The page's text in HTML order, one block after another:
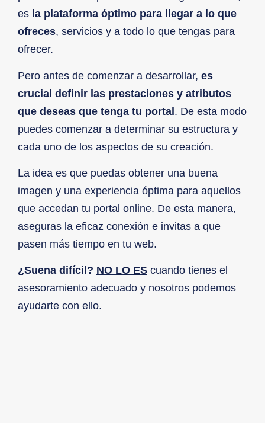
es la plataforma óptimo para llegar a lo que
ofreces, servicios y a todo lo que tengas para
ofrecer.
Pero antes de comenzar a desarrollar, es
crucial definir las prestaciones y atributos
que deseas que tenga tu portal. De esta modo
puedes comenzar a determinar su estructura y
cada uno de los aspectos de su creación.
La idea es que puedas obtener una buena
imagen y una experiencia óptima para aquellos
que accedan tu portal online. De esta manera,
aseguras la eficaz conexión e invitas a que
pasen más tiempo en tu web.
¿Suena difícil? NO LO ES cuando tienes el
asesoramiento adecuado y nosotros podemos
ayudarte con ello.